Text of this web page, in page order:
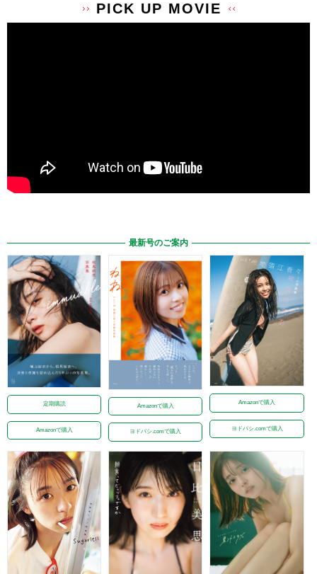
PICK UP MOVIE
最新号のご案内
定期購読
Amazonで購入
Amazonで購入
ヨドバシ.comで購入
Amazonで購入
ヨドバシ.comで購入